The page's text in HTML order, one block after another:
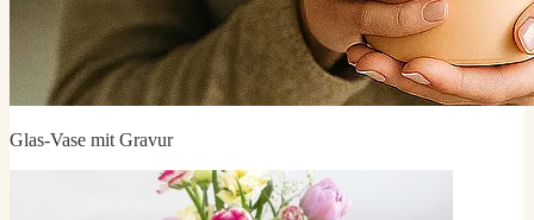
Glas-Vase mit Gravur